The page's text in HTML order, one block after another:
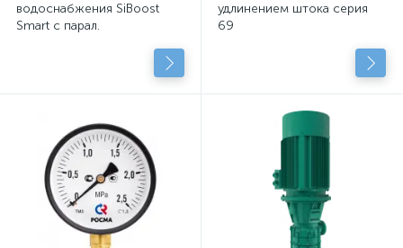
водоснабжения SiBoost
Smart с парал.
центробежными насосами
удлинением штока серия
69